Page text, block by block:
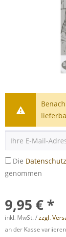
Die
genommen
9,95 € *
inkl. MwSt. /zzgl.
an der Kasse